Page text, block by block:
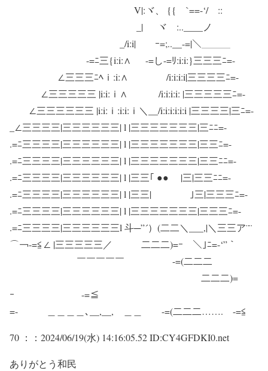
V|:ヾ、 {{ `==-‘/ ::
_| ヾゞ:..____ノ
_/i:i| ｰ=;..__-=|＼＿＿＿
-=ﾆ三{i:i:∧ -=し-=ﾘ:i:i:}三三三ﾆ=-
∠三三三ﾆﾍｉ:i:∧ /i:i:i:i|三三三三ﾆ=-
∠三三三三三 |i:i:ｉ∧ /i:i:i:i: |三三三三三ﾆ=-
∠三三三三三三 |i:i:ｉ:i:i:ｉ＼__/i:i:i:i:i:i |三三三三|三ﾆ=-
_∠三三三三|三三三三三三| l |三三三三三三三|三ﾆﾆ=-
.=ﾆ三三三三|三三三三三三| l |三三三三三三三|三三ﾆ=-
.=ﾆ三三三三|三三三三三三| l |三三三三三三三|三三ﾆﾆ=-
.=ﾆ三三三三|三三三三三三| l |三三｢ ●● |三|三三ﾆﾆ=-
.=ﾆ三三三三|三三三三三三| l |三三| ｣三|三三三ﾆ=-
.=ﾆ三三三三|三三三三三三| l |三三三三三三三|三三三ﾆ=-
.=ﾆ三三三三|三三三三三三l 斗─”´）(二二＼___,|＼三三ア¨¨
⌒￢-=≦∠ |三三三三三／ 二二二)=ｰ ＼｣ﾆ=-‘”｀
￣￣￣￣￣ -=(二二二
二二二)=
ｰ -=≦
=- ＿＿＿＿､__,__, ＿＿ -=(二二二……. -=≦
70 ： ：2024/06/19(水) 14:16:05.52 ID:CY4GFDKI0.net
ありがとう和民